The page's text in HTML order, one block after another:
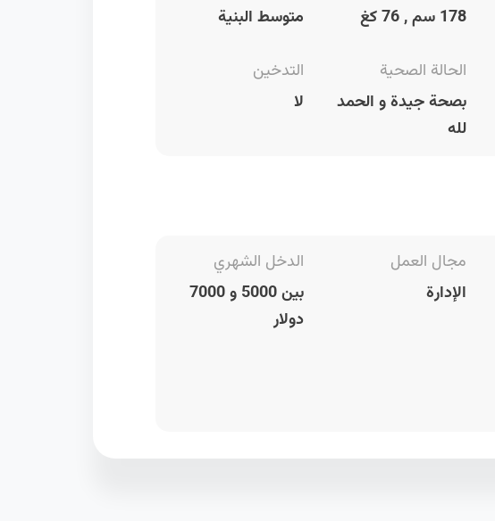
178 سم , 76 كغ
متوسط البنية
الحالة الصحية
بصحة جيدة و الحمد
لله
التدخين
لا
مجال العمل
الإدارة
الدخل الشهري
بين 5000 و 7000
دولار